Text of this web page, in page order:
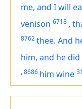
me, and I will
venison 6718 ,
8762thee. And
him, and he did
,8686 him wine